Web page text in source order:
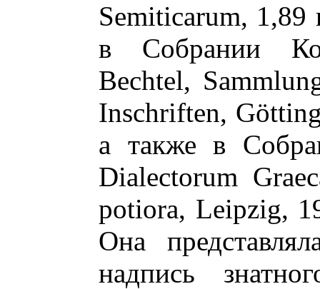
Semiticarum, 1,89
в Собрании
Beсhtel,
Inschriften,
а также в
Dialectorum
potiora, Leipzig,
Она
надпись